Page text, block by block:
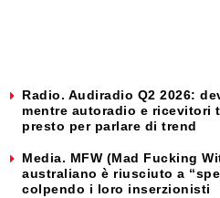
Radio. Audiradio Q2 2026:
mentre autoradio e ricevitori
presto per parlare di trend
Media. MFW (Mad Fucking
australiano è riusciuto a
colpendo i loro inserzionisti